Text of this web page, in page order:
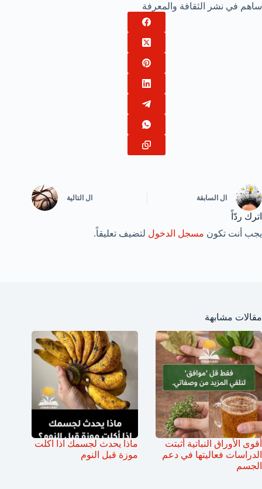
ساهم في نشر الثقافة والمعرفة
ال السابقة ال التالية
اترك ردّاً
يجب أنت تكون مسجل الدخول لتضيف تعليقاً.
مقالات مشابهة
أقوى الأوراق النباتية أثبتت
الدراسات فعاليتها في دعم
الجسم
ماذا يحدث لجسمك اذا اكلت
موزة قبل النوم